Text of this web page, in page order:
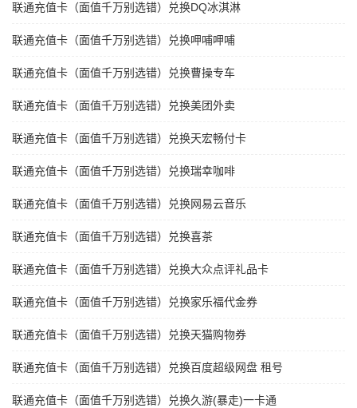
联通充值卡（面值千万别选错）兑换DQ冰淇淋
联通充值卡（面值千万别选错）兑换呷哺呷哺
联通充值卡（面值千万别选错）兑换曹操专车
联通充值卡（面值千万别选错）兑换美团外卖
联通充值卡（面值千万别选错）兑换天宏畅付卡
联通充值卡（面值千万别选错）兑换瑞幸咖啡
联通充值卡（面值千万别选错）兑换网易云音乐
联通充值卡（面值千万别选错）兑换喜茶
联通充值卡（面值千万别选错）兑换大众点评礼品卡
联通充值卡（面值千万别选错）兑换家乐福代金券
联通充值卡（面值千万别选错）兑换天猫购物券
联通充值卡（面值千万别选错）兑换百度超级网盘 租号
联通充值卡（面值千万别选错）兑换久游(暴走)一卡通